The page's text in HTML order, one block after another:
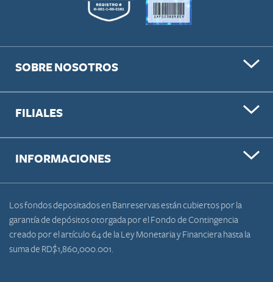
SOBRE NOSOTROS
FILIALES
INFORMACIONES
Los fondos depositados en Banreservas están cubiertos por la
garantía de depósitos otorgada por el Fondo de Contingencia
creado por el artículo 64 de la Ley Monetaria y Financiera hasta la
suma de RD$1,860,000.001.